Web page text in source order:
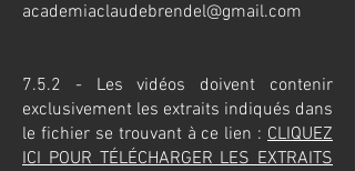
academiaclaudebrendel@gmail.com
7.5.2 - Les vidéos doivent contenir
exclusivement les extraits indiqués dans
le fichier se trouvant à ce lien : CLIQUEZ
ICI POUR TÉLÉCHARGER LES EXTRAITS